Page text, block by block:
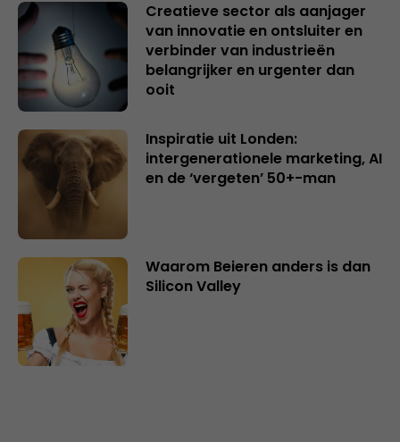
Creatieve sector als aanjager
van innovatie en ontsluiter en
verbinder van industrieën
belangrijker en urgenter dan
ooit
Inspiratie uit Londen:
intergenerationele marketing, AI
en de ‘vergeten’ 50+-man
Waarom Beieren anders is dan
Silicon Valley